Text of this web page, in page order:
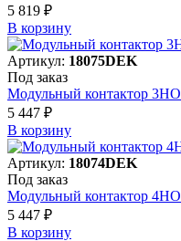
5 819 ₽
В корзинy
Артикул: 18075DEK
Под заказ
Модульный контактор
5 447 ₽
В корзинy
Артикул: 18074DEK
Под заказ
Модульный контактор
5 447 ₽
В корзинy